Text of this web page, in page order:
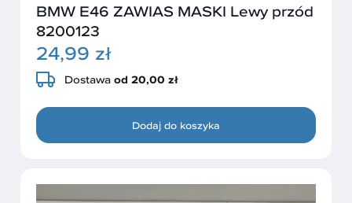
BMW E46 ZAWIAS MASKI Lewy przód
8200123
24,99 zł
Dostawa od 20,00 zł
Dodaj do koszyka